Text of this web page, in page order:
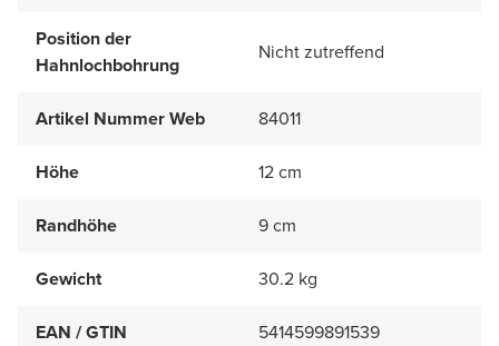
Position der
Hahnlochbohrung
Nicht zutreffend
Artikel Nummer Web 84011
Höhe 12 cm
Randhöhe 9 cm
Gewicht 30.2 kg
EAN / GTIN
5414599891539